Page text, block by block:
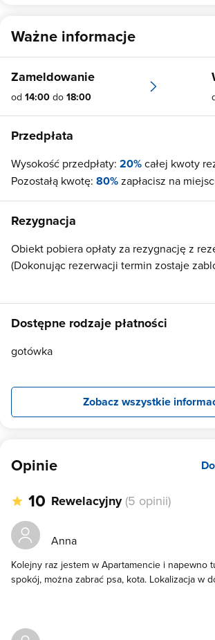
Ważne informacje
Zameldowanie
od 14:00 do 18:00
Przedpłata
Wysokość przedpłaty: 20%całej kwoty
Pozostałą kwotę: 80%zapłacisz na
Rezygnacja
Obiekt pobiera opłaty za rezygnację z
(Dokonując rezerwacji termin zostaje
kalendarzu. Nie zwracamy wpłaconej
Dostępne rodzaje płatności
gotówka
Zobacz wszystkie
Opinie
10 Rewelacyjny (5 opinii)
Anna
Kolejny raz jestem w Apartamencie i napewno
spokój, można zabrać psa, kota. Lokalizacja w
wszędzie blisko. Obsługa bardzo miła. Do